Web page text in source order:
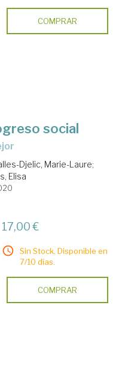
COMPRAR
social
Djelic, Marie-Laure;
Elisa
17,00 €
Sin Stock. Disponible en
7/10 días.
COMPRAR